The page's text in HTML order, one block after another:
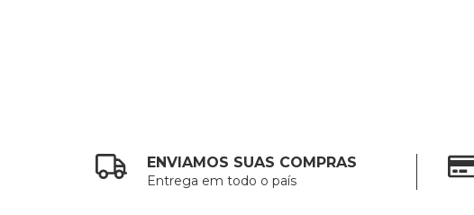
ENVIAMOS SUAS COMPRAS
Entrega em todo o país